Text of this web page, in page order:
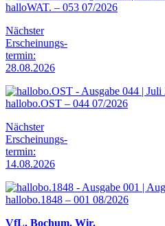
halloWAT. – 053 07/2026
Nächster
Erscheinungs-
termin:
28.08.2026
hallobo.OST – 044 07/2026
Nächster
Erscheinungs-
termin:
14.08.2026
hallobo.1848 – 001 08/2026
VfL. Bochum. Wir.